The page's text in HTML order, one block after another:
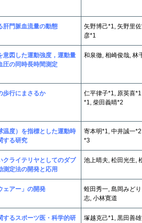
肝門脈血流量の動態
矢野博己*1, 矢野里
彦*1
意図した運動強度，運動量
圧の同時長時間測定
和泉徹, 相崎俊哉, 林
歩行にまさるか
仁平律子*1, 原英喜
*1, 柴田義晴*2
温度）を指標とした運動時
する研究
寄本明*1, 中井誠一
*3
クライテリヤとしてのダブ
測定法の開発と応用
池上晴夫, 松田光生,
ェアー」の開発
蛭田秀一, 島岡みど
志, 小林寛道
するスポーツ医・科学的研
塚越克己*1, 黒田善